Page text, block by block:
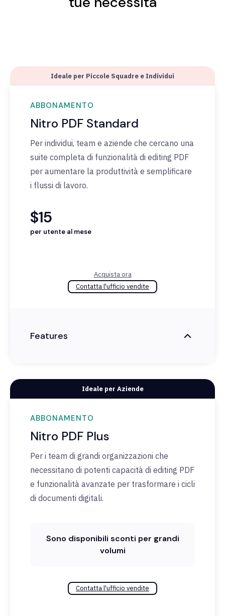
Ideale per Piccole Squadre e Individui
ABBONAMENTO
Nitro PDF Standard
Per individui, team e aziende che cercano una
suite completa di funzionalità di editing PDF
per aumentare la produttività e semplificare
i flussi di lavoro.
$15
per utente al mese
Acquista ora
Contatta l'ufficio vendite
Features
Ideale per Aziende
ABBONAMENTO
Nitro PDF Plus
Per i team di grandi organizzazioni che
necessitano di potenti capacità di editing PDF
e funzionalità avanzate per trasformare i cicli
di documenti digitali.
Sono disponibili sconti per grandi
volumi
Contatta l'ufficio vendite